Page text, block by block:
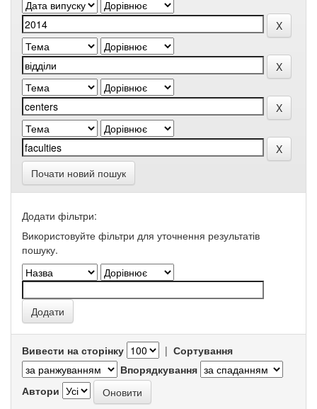
Почати новий пошук
Додати фільтри:
Використовуйте фільтри для уточнення результатів
пошуку.
Вивести на сторінку | Сортування
Впорядкування
Автори